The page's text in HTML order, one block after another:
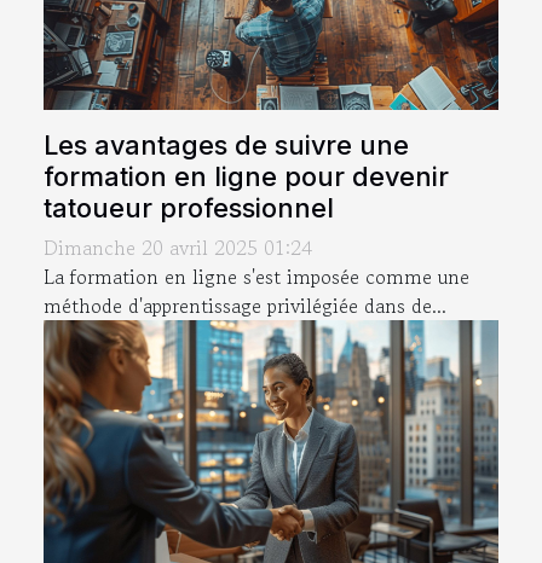
Les avantages de suivre une
formation en ligne pour devenir
tatoueur professionnel
Dimanche 20 avril 2025 01:24
La formation en ligne s'est imposée comme une
méthode d'apprentissage privilégiée dans de...